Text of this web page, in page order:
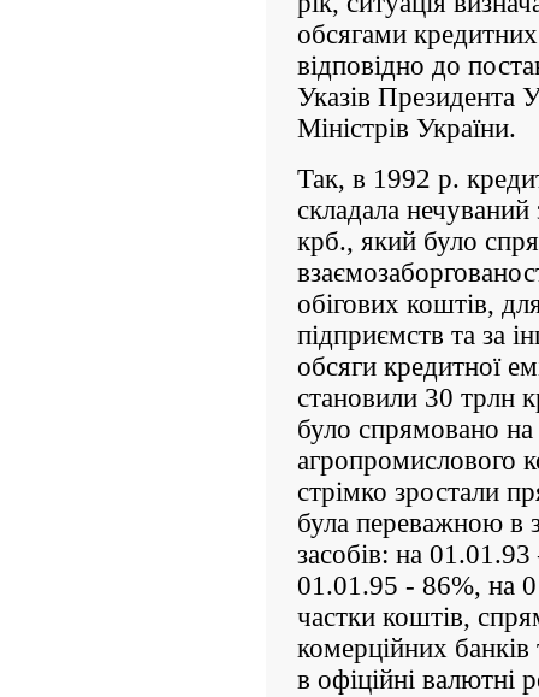
обсягами кредитних
відповідно до
Указів Президента
Мініст­рів України.
Так, в 1992 р.
складала
крб., який було
обігових коштів,
підприємств та за
обсяги кредитної
становили 30 трлн
було спрямовано
агропромислового
стрімко зростали
була переважною в
засобів: на
01.01.95 - 86%, на
частки коштів,
комерційних
в офіційні валютні